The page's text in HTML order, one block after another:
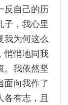
反自己的历
子，我心里
我为何这么
悄悄地同我
。我依然坚
面向我作了
有志，且